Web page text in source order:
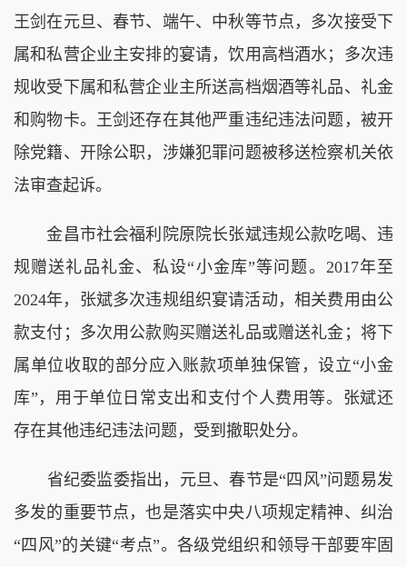
王剑在元旦、春节、端午、中秋等节点，多次接受下
属和私营企业主安排的宴请，饮用高档酒水；多次违
规收受下属和私营企业主所送高档烟酒等礼品、礼金
和购物卡。王剑还存在其他严重违纪违法问题，被开
除党籍、开除公职，涉嫌犯罪问题被移送检察机关依
法审查起诉。
金昌市社会福利院原院长张斌违规公款吃喝、违
规赠送礼品礼金、私设“小金库”等问题。2017年至
2024年，张斌多次违规组织宴请活动，相关费用由公
款支付；多次用公款购买赠送礼品或赠送礼金；将下
属单位收取的部分应入账款项单独保管，设立“小金
库”，用于单位日常支出和支付个人费用等。张斌还
存在其他违纪违法问题，受到撤职处分。
省纪委监委指出，元旦、春节是“四风”问题易发
多发的重要节点，也是落实中央八项规定精神、纠治
“四风”的关键“考点”。各级党组织和领导干部要牢固